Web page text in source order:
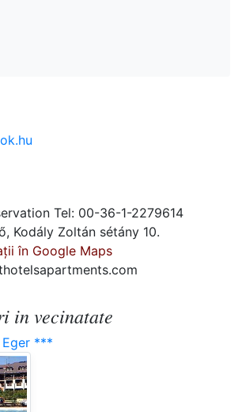
Tel: 00-36-1-2279614
Kodály Zoltán sétány 10.
în Google Maps
in vecinatate
***